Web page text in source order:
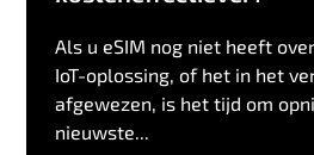
Als u eSIM nog niet heeft
IoT-oplossing, of het in het
afgewezen, is het tijd om
nieuwste...